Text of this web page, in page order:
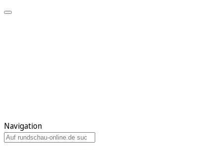
Navigation